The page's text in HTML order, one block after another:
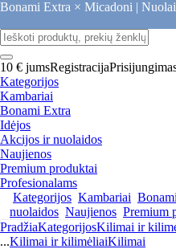
Bonami Extra × Micadoni |
10 € jumsRegistracija
Kategorijos
Kambariai
Bonami Extra
Idėjos
Akcijos ir nuolaidos
Naujienos
Premium produktai
Profesionalams
Kategorijos Kambariai
nuolaidos Naujienos Premium
PradžiaKategorijosKilimai ir
...Kilimai ir kilimėliaiKilimai